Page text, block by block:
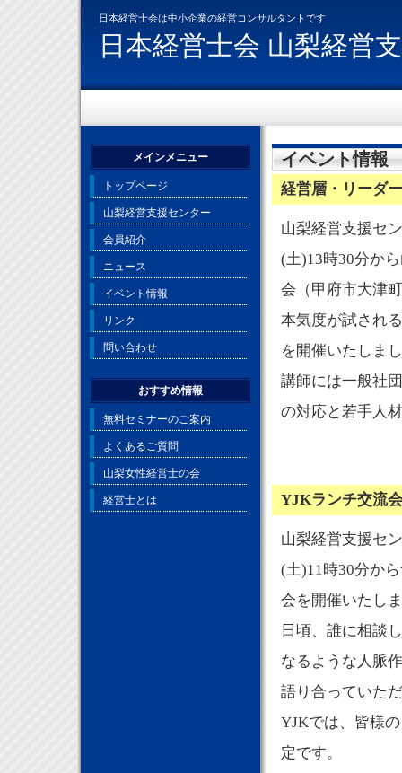
日本経営士会は中小企業の経営コンサルタントです
日本経営士会 山梨経営
イベント情報
経営層・リーダ
山梨経営支援セ
(土)13時30分か
会（甲府市大津
本気度が試され
を開催いたしま
講師には一般社
の対応と若手人
YJKランチ交流
山梨経営支援セ
(土)11時30分か
会を開催いたし
日頃、誰に相談
なるような人脈
語り合っていた
YJKでは、皆様
定です。
メインメニュー
トップページ
山梨経営支援センター
会員紹介
ニュース
イベント情報
リンク
問い合わせ
おすすめ情報
無料セミナーのご案内
よくあるご質問
山梨女性経営士の会
経営士とは